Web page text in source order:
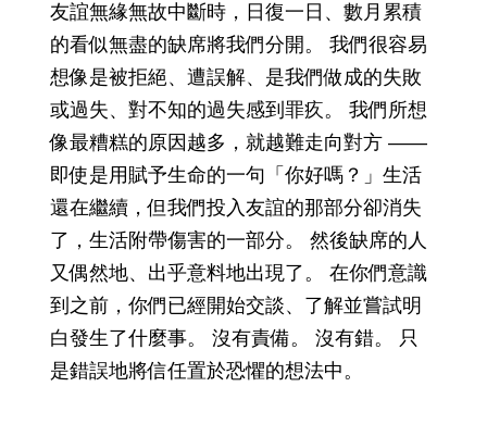
友誼無緣無故中斷時，日復一日、數月累積
的看似無盡的缺席將我們分開。 我們很容易
想像是被拒絕、遭誤解、是我們做成的失敗
或過失、對不知的過失感到罪疚。 我們所想
像最糟糕的原因越多，就越難走向對方 ——
即使是用賦予生命的一句「你好嗎？」生活
還在繼續，但我們投入友誼的那部分卻消失
了，生活附帶傷害的一部分。 然後缺席的人
又偶然地、出乎意料地出現了。 在你們意識
到之前，你們已經開始交談、了解並嘗試明
白發生了什麼事。 沒有責備。 沒有錯。 只
是錯誤地將信任置於恐懼的想法中。